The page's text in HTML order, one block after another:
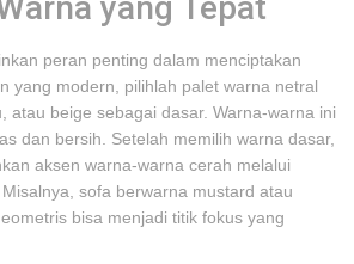
peran penting dalam menciptakan
yang modern, pilihlah palet warna netral
atau beige sebagai dasar. Warna-warna ini
dan bersih. Setelah memilih warna dasar,
aksen warna-warna cerah melalui
sofa berwarna mustard atau
bisa menjadi titik fokus yang